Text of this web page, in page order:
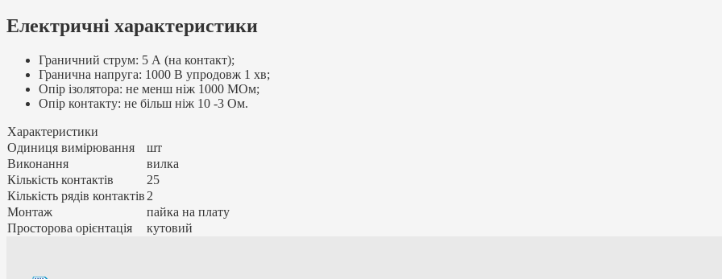
Електричні характеристики
Граничний струм: 5 А (на контакт);
Гранична напруга: 1000 В упродовж 1 хв;
Опір ізолятора: не менш ніж 1000 МОм;
Опір контакту: не більш ніж 10 -3 Ом.
Характеристики
Одиниця вимірювання
шт
Виконання
вилка
Кількість контактів
25
Кількість рядів контактів 2
Монтаж
пайка на плату
Просторова орієнтація
кутовий